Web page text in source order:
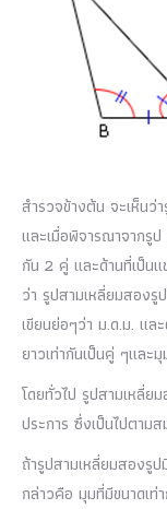
สำรวจข้างต้น จะเห็นว่
และเมื่อพิจารณาจากรู
กัน 2 คู่ และด้านที่เป็น
ว่า รูปสามเหลี่ยมสอง
เขียนย่อๆว่า ม.ด.ม. แ
ยาวเท่ากันเป็นคู่ ๆและ
โดยทั่วไป รูปสามเหลี่
ประการ ซึ่งเป็นไปตาม
ถ้ารูปสามเหลี่ยมสองรู
กล่าวคือ มุมที่มีขนาดเท่